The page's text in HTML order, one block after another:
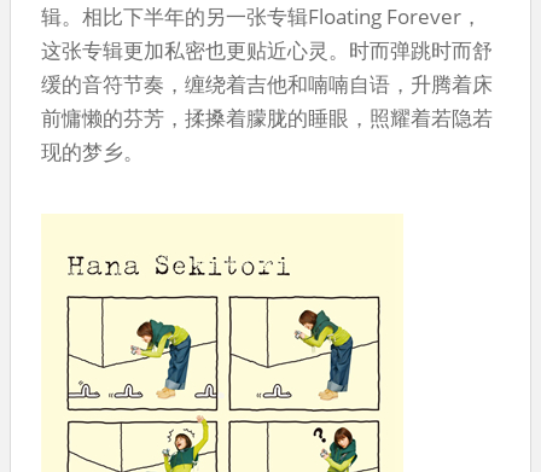
辑。相比下半年的另一张专辑Floating Forever，
这张专辑更加私密也更贴近心灵。时而弹跳时而舒
缓的音符节奏，缠绕着吉他和喃喃自语，升腾着床
前慵懒的芬芳，揉搡着朦胧的睡眼，照耀着若隐若
现的梦乡。